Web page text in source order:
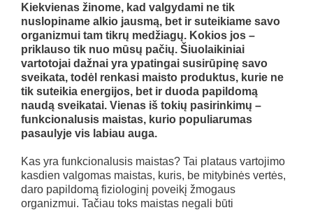
Kiekvienas žinome, kad valgydami ne tik
nuslopiname alkio jausmą, bet ir suteikiame savo
organizmui tam tikrų medžiagų. Kokios jos –
priklauso tik nuo mūsų pačių. Šiuolaikiniai
vartotojai dažnai yra ypatingai susirūpinę savo
sveikata, todėl renkasi maisto produktus, kurie ne
tik suteikia energijos, bet ir duoda papildomą
naudą sveikatai. Vienas iš tokių pasirinkimų –
funkcionalusis maistas, kurio populiarumas
pasaulyje vis labiau auga.
Kas yra funkcionalusis maistas? Tai plataus vartojimo
kasdien valgomas maistas, kuris, be mitybinės vertės,
daro papildomą fiziologinį poveikį žmogaus
organizmui. Tačiau toks maistas negali būti